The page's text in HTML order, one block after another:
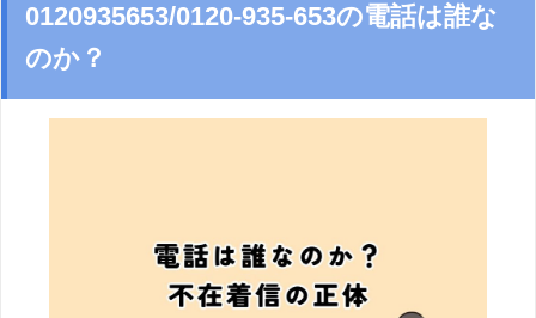
0120935653/0120-935-653の電話は誰な
のか？